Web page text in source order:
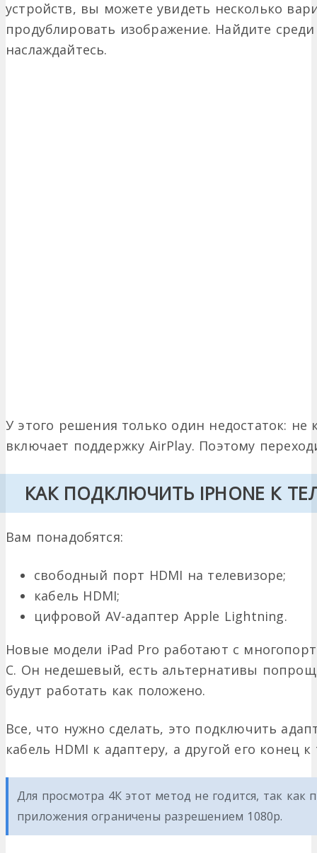
устройств, вы можете увидеть несколько
продублировать изображение. Найдите
наслаждайтесь.
У этого решения только один недостаток: не
включает поддержку AirPlay. Поэтому
КАК ПОДКЛЮЧИТЬ IPHONE К
Вам понадобятся:
свободный порт HDMI на телевизоре;
кабель HDMI;
цифровой AV-адаптер Apple Lightning.
Новые модели iPad Pro работают с
C. Он недешевый, есть альтернативы
будут работать как положено.
Все, что нужно сделать, это подключить
кабель HDMI к адаптеру, а другой его конец к
Для просмотра 4К этот метод не годится, так как
приложения ограничены разрешением 1080р.